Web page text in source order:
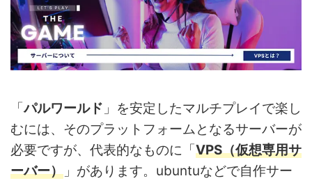
「パルワールド 」を安定したマルチプレイで楽し
むには、そのプラットフォームとなるサーバーが
必要ですが、代表的なものに「VPS（仮想専用サ
ーバー） 」があります。ubuntuなどで自作サー